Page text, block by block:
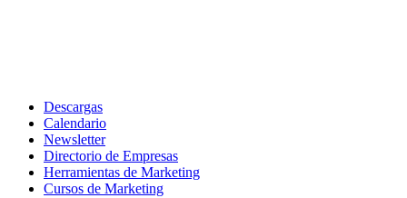
Descargas
Calendario
Newsletter
Directorio de Empresas
Herramientas de Marketing
Cursos de Marketing